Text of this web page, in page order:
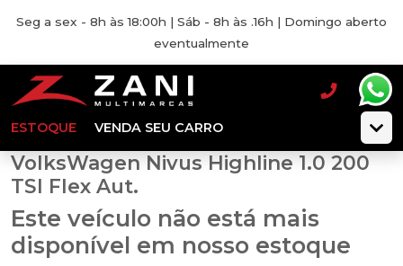
Seg a sex - 8h às 18:00h | Sáb - 8h às .16h | Domingo aberto
eventualmente
ESTOQUE VENDA SEU CARRO
VolksWagen Nivus Highline 1.0 200
TSI Flex Aut.
Este veículo não está mais
disponível em nosso estoque